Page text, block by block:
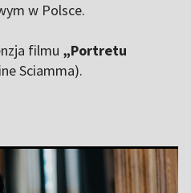
w Polsce.
filmu „Portretu
Sciamma).